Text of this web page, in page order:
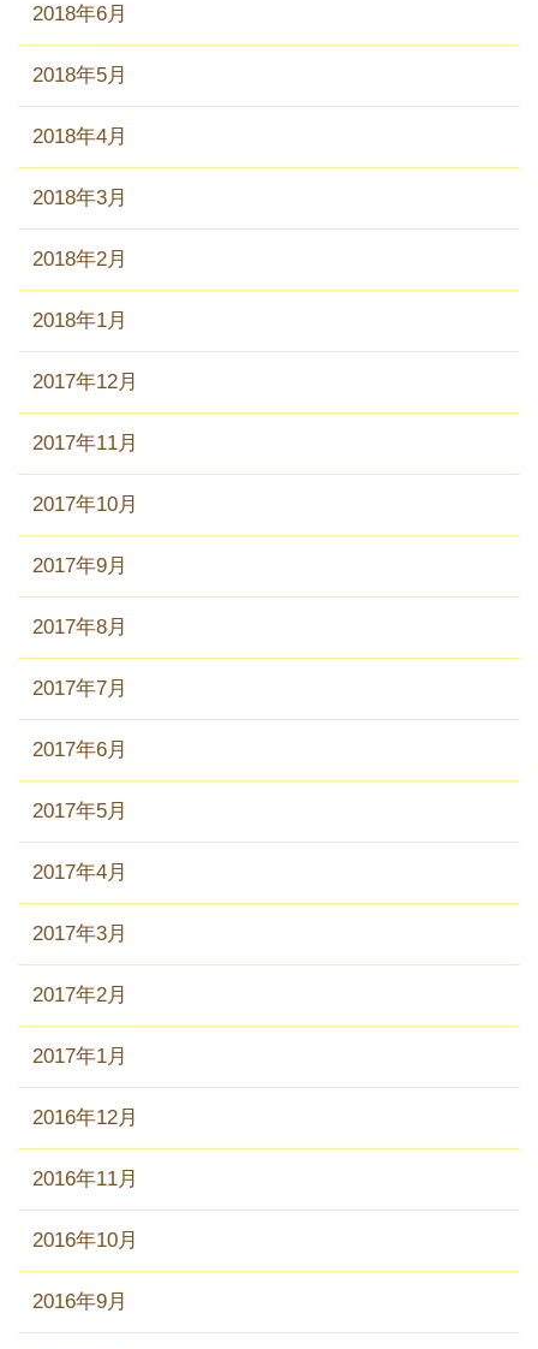
2018年6月
2018年5月
2018年4月
2018年3月
2018年2月
2018年1月
2017年12月
2017年11月
2017年10月
2017年9月
2017年8月
2017年7月
2017年6月
2017年5月
2017年4月
2017年3月
2017年2月
2017年1月
2016年12月
2016年11月
2016年10月
2016年9月